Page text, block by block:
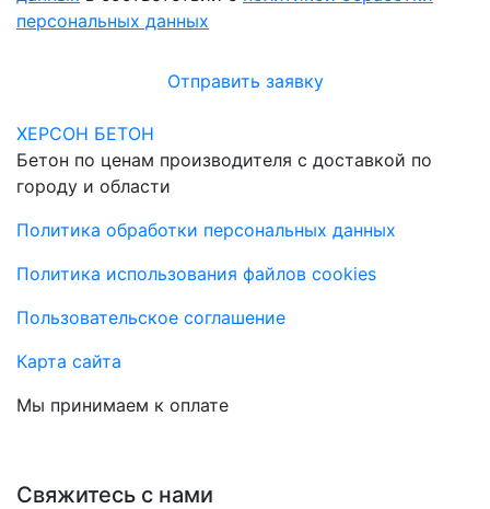
персональных данных
Отправить заявку
ХЕРСОН БЕТОН
Бетон по ценам производителя с доставкой по
городу и области
Политика обработки персональных данных
Политика использования файлов cookies
Пользовательское соглашение
Карта сайта
Мы принимаем к оплате
Свяжитесь с нами